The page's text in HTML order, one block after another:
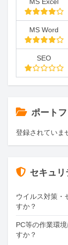
MS Word
SEO
ポート
登録されていま
セキュリ
ウイルス対策・
すか？
PC等の作業環
すか？